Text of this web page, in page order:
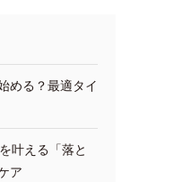
める？最適タイ
叶える「落と
ア